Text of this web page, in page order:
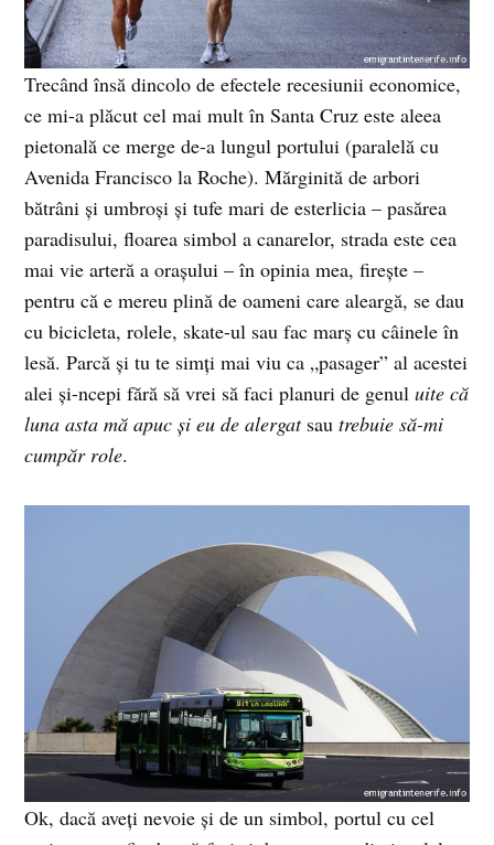
Trecând însă dincolo de efectele recesiunii economice,
ce mi-a plăcut cel mai mult în Santa Cruz este aleea
pietonală ce merge de-a lungul portului (paralelă cu
Avenida Francisco la Roche). Mărginită de arbori
bătrâni şi umbroşi şi tufe mari de esterlicia – pasărea
paradisului, floarea simbol a canarelor, strada este cea
mai vie arteră a oraşului – în opinia mea, fireşte –
pentru că e mereu plină de oameni care aleargă, se dau
cu bicicleta, rolele, skate-ul sau fac marş cu câinele în
lesă. Parcă şi tu te simţi mai viu ca „pasager” al acestei
alei şi-ncepi fără să vrei să faci planuri de genuluite că
luna asta mă apuc şi eu de alergatsautrebuie să-mi
cumpăr role.
Ok, dacă aveţi nevoie şi de un simbol, portul cu cel